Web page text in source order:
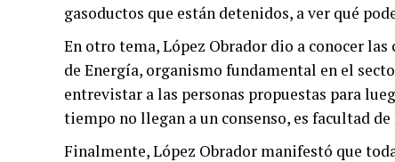
gasoductos que están detenidos, a ver qué
En otro tema, López Obrador dio a conocer
de Energía, organismo fundamental en el
entrevistar a las personas propuestas para
tiempo no llegan a un consenso, es facultad
Finalmente, López Obrador manifestó que